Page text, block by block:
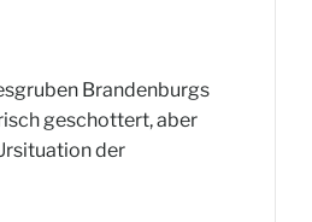
Brandenburgs
geschottert, aber
der